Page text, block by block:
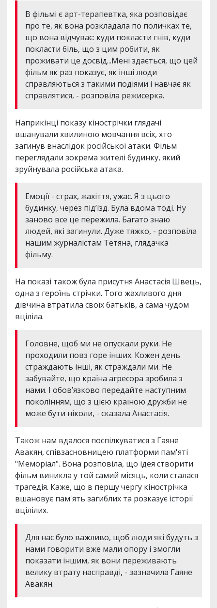
В фільмі є арт-терапевтка, яка розповідає
про те, як вона розкладала по поличках те,
що вона відчуває: куди покласти гнів, куди
покласти біль, що з цим робити, як
проживати це досвід...Мені здається, що цей
фільм як раз показує, як інші люди
справляються з такими подіями і навчає як
справлятися, - розповіла режисерка.
Наприкінці показу кінострічки глядачі
вшанували хвилиною мовчання всіх, хто
загинув внаслідок російської атаки. Фільм
переглядали зокрема жителі будинку, який
зруйнувала російська атака.
Емоції - страх, жахіття, ужас. Я з цього
будинку, через підʼїзд. Була вдома тоді. Ну
заново все це пережила. Багато знаю
людей, які загинули. Дуже тяжко, - розповіла
нашим журналістам Тетяна, глядачка
фільму.
На показі також була присутня Анастасія Швець,
одна з героїнь стрічки. Того жахливого дня
дівчина втратила своїх батьків, а сама чудом
вціліла.
Головне, щоб ми не опускали руки. Не
проходили повз горе інших. Кожен день
страждають інші, як страждали ми. Не
забувайте, що країна агресора зробила з
нами. І обов’язково передайте наступним
поколінням, що з цією країною дружби не
може бути ніколи, - сказала Анастасія.
Також нам вдалося поспілкуватися з Гаяне
Авакян, співзасновницею платформи пам'яті
"Меморіал". Вона розповіла, що ідея створити
фільм виникла у той самий місяць, коли сталася
трагедія. Каже, що в першу чергу кінострічка
вшановує пам'ять загиблих та розказує історії
вцілілих.
Для нас було важливо, щоб люди які будуть з
нами говорити вже мали опору і змогли
показати іншим, як вони переживають
велику втрату насправді, - зазначила Гаяне
Авакян.